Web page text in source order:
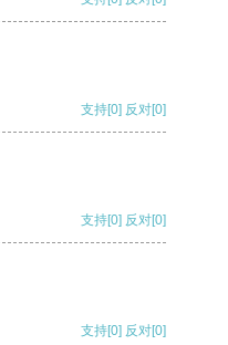
支持[0] 反对[0]
支持[0] 反对[0]
支持[0] 反对[0]